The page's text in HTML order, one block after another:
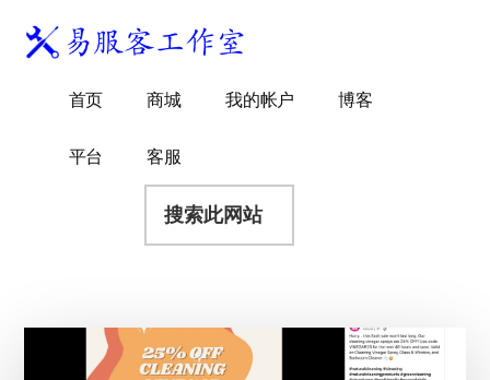
附
加
商
首页 商城 我的帐户 博客
平台
客服